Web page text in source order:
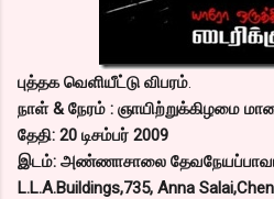
புத்தக வெளியீட்டு விபரம்.
நாள் & நேரம் : ஞாயிற்றுக்கிழமை
தேதி: 20 டிசம்பர் 2009
இடம்: அண்ணாசாலை
L.L.A.Buildings,735, Anna